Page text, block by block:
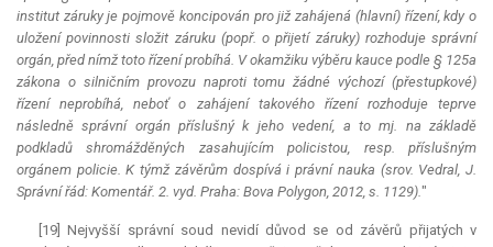
institut záruky je pojmově koncipován pro již zahájená (hlavní) řízení, kdy o
uložení povinnosti složit záruku (popř. o přijetí záruky) rozhoduje správní
orgán, před nímž toto řízení probíhá. V okamžiku výběru kauce podle § 125a
zákona o silničním provozu naproti tomu žádné výchozí (přestupkové)
řízení neprobíhá, neboť o zahájení takového řízení rozhoduje teprve
následně správní orgán příslušný k jeho vedení, a to mj. na základě
podkladů shromážděných zasahujícím policistou, resp. příslušným
orgánem policie. K týmž závěrům dospívá i právní nauka (srov. Vedral, J.
Správní řád: Komentář. 2. vyd. Praha: Bova Polygon, 2012, s. 1129)."
[19] Nejvyšší správní soud nevidí důvod se od závěrů přijatých v